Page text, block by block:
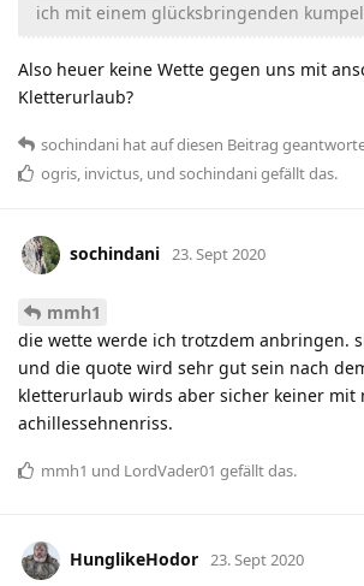
ich mit einem glücksbringenden
Also heuer keine Wette gegen uns mit
Kletterurlaub?
sochindani hatauf diesen Beitrag
ogris, invictus, und sochindanigefällt das.
sochindani 23. Sept 2020
mmh1
die wette werde ich trotzdem anbringen.
und die quote wird sehr gut sein nach
kletterurlaub wirds aber sicher keiner mit
achillessehnenriss.
mmh1 und LordVader01 gefällt das.
HunglikeHodor 23. Sept 2020